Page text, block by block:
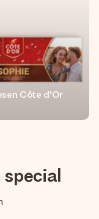
Côte d'Or